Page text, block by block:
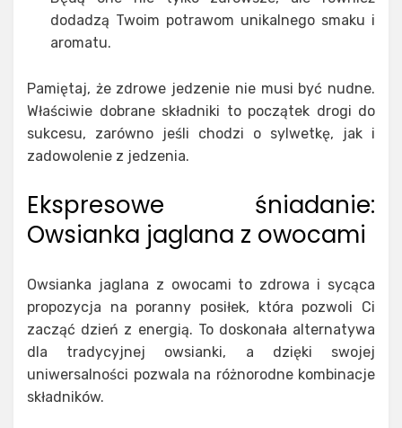
dodadzą Twoim potrawom unikalnego smaku i
aromatu.
Pamiętaj, że zdrowe jedzenie nie musi być nudne.
Właściwie dobrane składniki to początek drogi do
sukcesu, zarówno jeśli chodzi o sylwetkę, jak i
zadowolenie z jedzenia.
Ekspresowe śniadanie:
Owsianka jaglana z owocami
Owsianka jaglana z owocami to zdrowa i sycąca
propozycja na poranny posiłek, która pozwoli Ci
zacząć dzień z energią. To doskonała alternatywa
dla tradycyjnej owsianki, a dzięki swojej
uniwersalności pozwala na różnorodne kombinacje
składników.